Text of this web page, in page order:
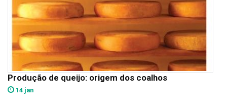
Produção de queijo: origem dos coalhos
14 jan